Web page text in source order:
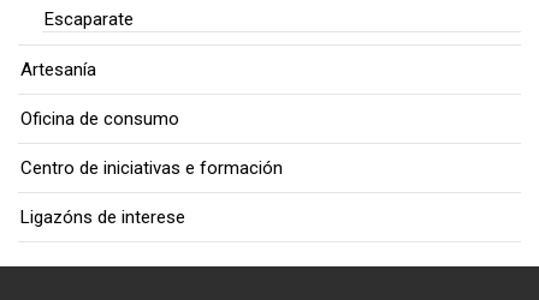
Escaparate
Artesanía
Oficina de consumo
Centro de iniciativas e formación
Ligazóns de interese